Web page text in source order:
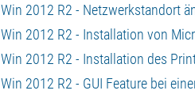
Win 2012 R2 - Netzwerkstandort
Win 2012 R2 - Installation von
Win 2012 R2 - Installation des
Win 2012 R2 - GUI Feature bei